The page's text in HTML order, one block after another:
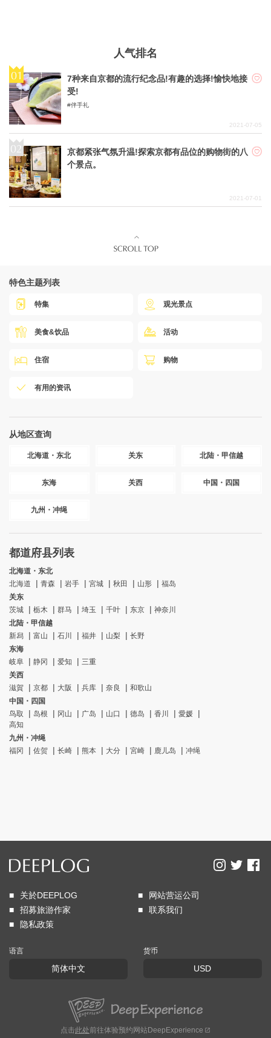
人气排名
7种来自京都的流行纪念品!有趣的选择!愉快地接
受!
伴手礼
2021-07-05
京都紧张气氛升温!探索京都有品位的购物街的八
个景点。
2021-07-01
特色主题列表
特集 观光景点
美食&饮品 活动
住宿 购物
有用的资讯
从地区查询
北海道・东北 关东 北陆・甲信越
东海 关西 中国・四国
九州・冲绳
都道府县列表
北海道・东北
北海道
青森 岩手 宮城 秋田 山形
福岛
关东
茨城
栃木 群马 埼玉 千叶 东京
神奈川
北陆・甲信越
新舄
富山 石川 福井 山梨
长野
东海
岐阜
静冈 爱知
三重
关西
滋賀
京都 大阪 兵库 奈良
和歌山
中国・四国
鸟取
岛根 冈山 广岛 山口 德岛 香川
愛媛
高知
九州・冲绳
福冈
佐贺 长崎 熊本 大分 宮崎 鹿儿岛 冲绳
关於DEEPLOG
网站营运公司
招募旅游作家
联系我们
隐私政策
语言
简体中文
货币
USD
点击此处前往体验预约网站DeepExperience